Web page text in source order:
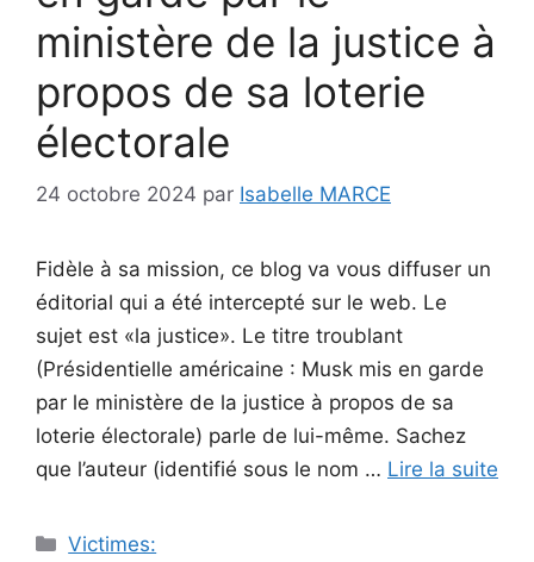
ministère de la justice à
propos de sa loterie
électorale
24 octobre 2024 par Isabelle MARCE
Fidèle à sa mission, ce blog va vous diffuser un
éditorial qui a été intercepté sur le web. Le
sujet est «la justice». Le titre troublant
(Présidentielle américaine : Musk mis en garde
par le ministère de la justice à propos de sa
loterie électorale) parle de lui-même. Sachez
que l’auteur (identifié sous le nom … Lire la suite
Catégories
Victimes: